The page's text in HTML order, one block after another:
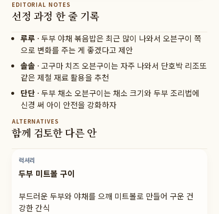
EDITORIAL NOTES
선정 과정 한 줄 기록
루루 · 두부 야채 볶음밥은 최근 많이 나와서 오븐구이 쪽
으로 변화를 주는 게 좋겠다고 제안
솔솔 ·고구마 치즈 오븐구이는 자주 나와서 단호박 리조또
같은 제철 재료 활용을 추천
단단 · 두부 채소 오븐구이는 채소 크기와 두부 조리법에
신경 써 아이 안전을 강화하자
ALTERNATIVES
함께 검토한 다른 안
럭셔리
두부 미트볼 구이
부드러운 두부와 야채를 으깨 미트볼로 만들어 구운 건
강한 간식